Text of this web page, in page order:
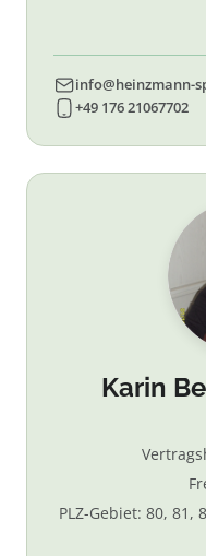
info@heinzmann-
+49 176 21067702
Karin
PLZ-Gebiet: 80, 81,